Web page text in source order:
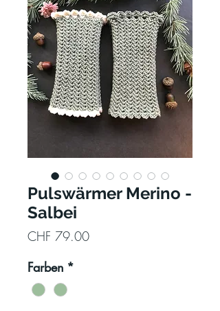
Pulswärmer Merino -
Salbei
CHF 79.00Preis
Farben *